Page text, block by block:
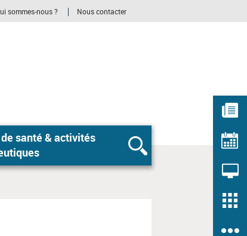
sommes-nous ? Nous contacter
& activités
Rechercher